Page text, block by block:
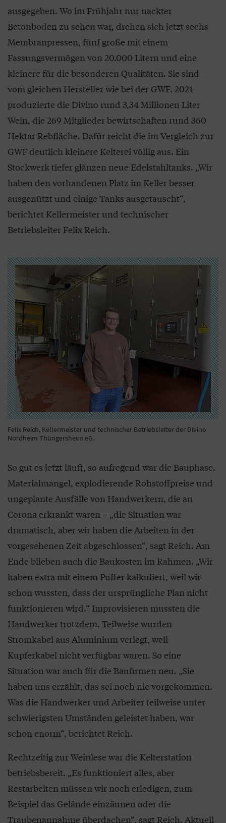
ausgegeben. Wo im Frühjahr nur nackter
Betonboden zu sehen war, drehen sich jetzt sechs
Membranpressen, fünf große mit einem
Fassungsvermögen von 20.000 Litern und eine
kleinere für die besonderen Qualitäten. Sie sind
vom gleichen Hersteller wie bei der GWF. 2021
produzierte die Divino rund 3,34 Millionen Liter
Wein, die 269 Mitglieder bewirtschaften rund 360
Hektar Rebfläche. Dafür reicht die im Vergleich zur
GWF deutlich kleinere Kelterei völlig aus. Ein
Stockwerk tiefer glänzen neue Edelstahltanks. „Wir
haben den vorhandenen Platz im Keller besser
ausgenützt und einige Tanks ausgetauscht“,
berichtet Kellermeister und technischer
Betriebsleiter Felix Reich.
Felix Reich, Kellermeister und technischer Betriebsleiter der Divino
Nordheim Thüngersheim eG.
So gut es jetzt läuft, so aufregend war die Bauphase.
Materialmangel, explodierende Rohstoffpreise und
ungeplante Ausfälle von Handwerkern, die an
Corona erkrankt waren – „die Situation war
dramatisch, aber wir haben die Arbeiten in der
vorgesehenen Zeit abgeschlossen“, sagt Reich. Am
Ende blieben auch die Baukosten im Rahmen. „Wir
haben extra mit einem Puffer kalkuliert, weil wir
schon wussten, dass der ursprüngliche Plan nicht
funktionieren wird.“ Improvisieren mussten die
Handwerker trotzdem. Teilweise wurden
Stromkabel aus Aluminium verlegt, weil
Kupferkabel nicht verfügbar waren. So eine
Situation war auch für die Baufirmen neu. „Sie
haben uns erzählt, das sei noch nie vorgekommen.
Was die Handwerker und Arbeiter teilweise unter
schwierigsten Umständen geleistet haben, war
schon enorm“, berichtet Reich.
Rechtzeitig zur Weinlese war die Kelterstation
betriebsbereit. „Es funktioniert alles, aber
Restarbeiten müssen wir noch erledigen, zum
Beispiel das Gelände einzäunen oder die
Traubenannahme überdachen“, sagt Reich. Aktuell